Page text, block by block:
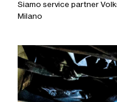
Siamo service partner
Milano